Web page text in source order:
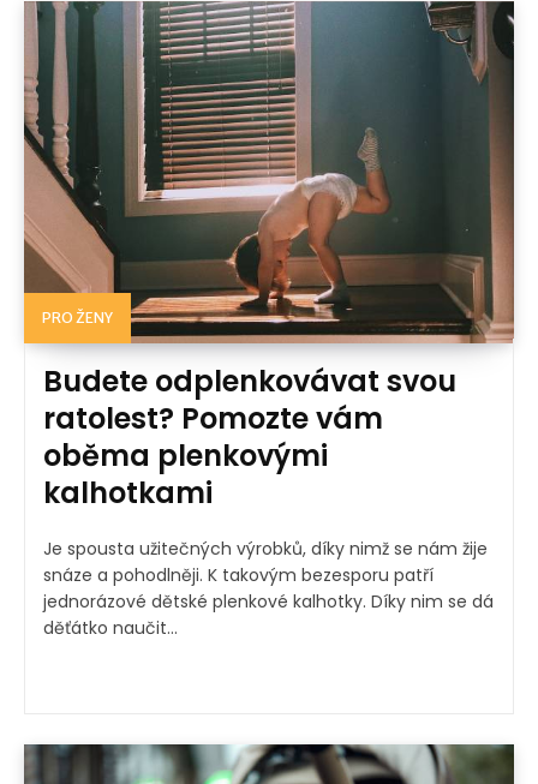
PRO ŽENY
Budete odplenkovávat svou
ratolest? Pomozte vám
oběma plenkovými
kalhotkami
Je spousta užitečných výrobků, díky nimž se nám žije
snáze a pohodlněji. K takovým bezesporu patří
jednorázové dětské plenkové kalhotky. Díky nim se dá
děťátko naučit...